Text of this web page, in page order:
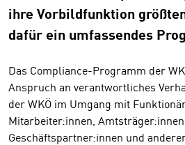
ihre Vorbildfunktion
dafür ein umfassendes
Das Compliance-Programm der
Anspruch an verantwortliches
der WKÖ im Umgang mit
Mitarbeiter:innen,
Geschäftspartner:innen und